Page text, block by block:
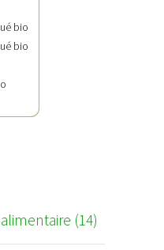
bio
bio
(14)